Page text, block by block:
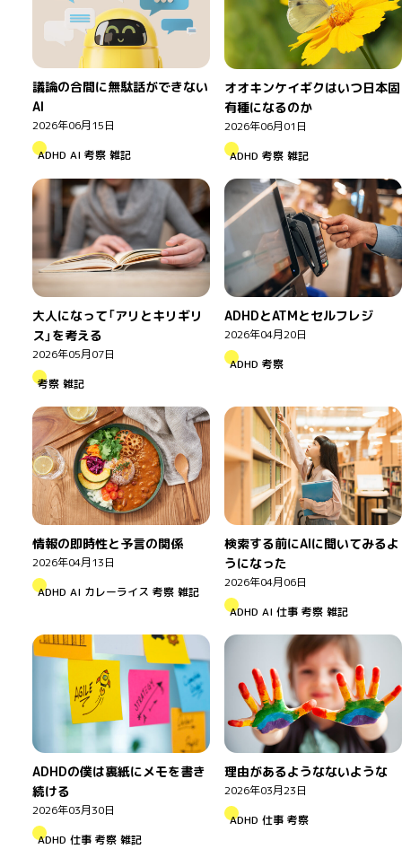
議論の合間に無駄話ができない
AI
2026年06月15日
ADHD AI 考察 雑記
オオキンケイギクはいつ日本固
有種になるのか
2026年06月01日
ADHD 考察 雑記
大人になって「アリとキリギリ
ス」を考える
2026年05月07日
考察 雑記
ADHDとATMとセルフレジ
2026年04月20日
ADHD 考察
情報の即時性と予言の関係
2026年04月13日
ADHD AI カレーライス 考察 雑記
検索する前にAIに聞いてみるよ
うになった
2026年04月06日
ADHD AI 仕事 考察 雑記
ADHDの僕は裏紙にメモを書き
続ける
2026年03月30日
ADHD 仕事 考察 雑記
理由があるようなないような
2026年03月23日
ADHD 仕事 考察